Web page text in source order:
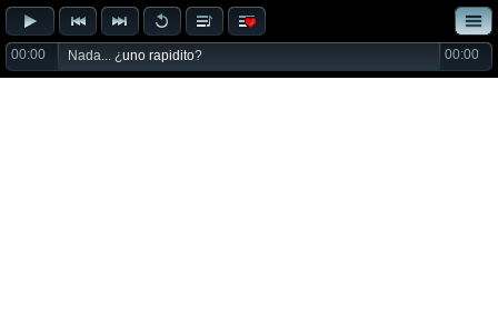
00:00 Nada... ¿uno rapidito? 00:00